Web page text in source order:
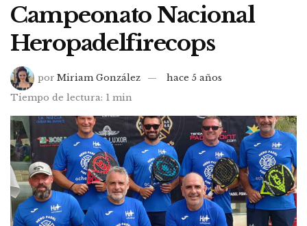
Campeonato Nacional
Heropadelfirecops
por Miriam González
hace 5 años
Tiempo de lectura: 1 min